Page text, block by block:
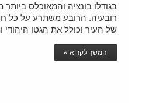
בגודלו בונציה והמאוכלס
רובעיה. הרובע משתרע על כל
של העיר וכולל את הגטו
המשך לקרוא »